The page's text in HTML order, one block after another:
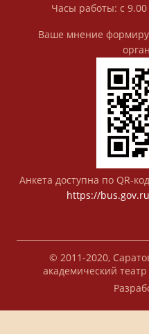
Часы работы: с
Ваше мнение
Анкета доступна по QR-
https://
© 2011-2020,
академический